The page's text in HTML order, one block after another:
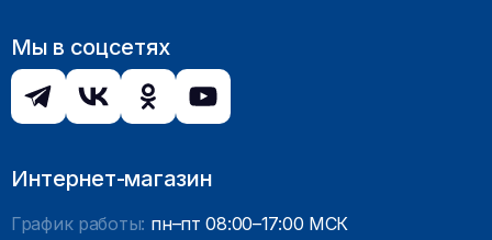
Мы в соцсетях
Интернет-магазин
График работы: пн–пт 08:00–17:00 МСК